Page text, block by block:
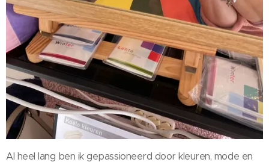
Al heel lang ben ik gepassioneerd door kleuren, mode en